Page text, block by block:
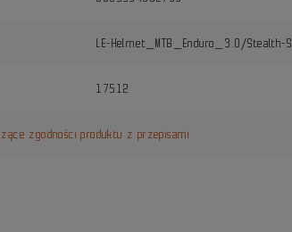
LE-Helmet_MTB_Enduro_3.0/Stealth-S
17512
zgodności produktu z przepisami